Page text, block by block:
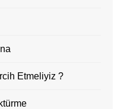
Etmeliyiz ?